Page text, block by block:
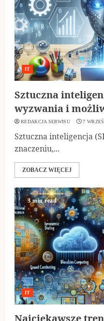
IT
Sztuczna
wyzwania i
REDAKCJA SERWISU 7
Sztuczna inteligencja
znaczeniu,...
ZOBACZ WIĘCEJ
3 min read
IT
Najciekawsze